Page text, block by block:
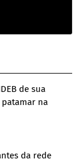
de sua
na
da rede